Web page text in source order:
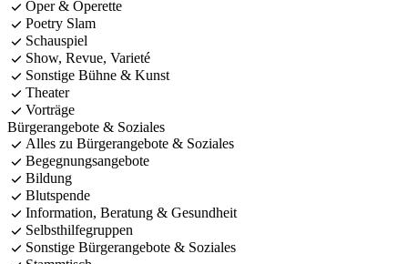
Oper & Operette
Poetry Slam
Schauspiel
Show, Revue, Varieté
Sonstige Bühne & Kunst
Theater
Vorträge
Bürgerangebote & Soziales
Alles zu Bürgerangebote & Soziales
Begegnungsangebote
Bildung
Blutspende
Information, Beratung & Gesundheit
Selbsthilfegruppen
Sonstige Bürgerangebote & Soziales